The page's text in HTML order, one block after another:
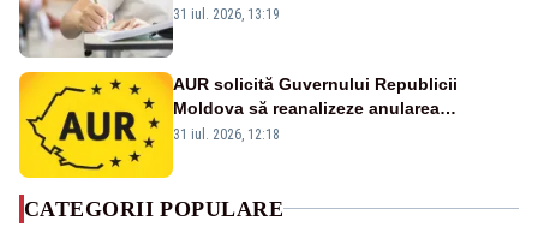
orale la Limba română
31 iul. 2026, 13:19
AUR solicită Guvernului Republicii
Moldova să reanalizeze anularea
concertului de Ziua Limbii Române
31 iul. 2026, 12:18
CATEGORII POPULARE